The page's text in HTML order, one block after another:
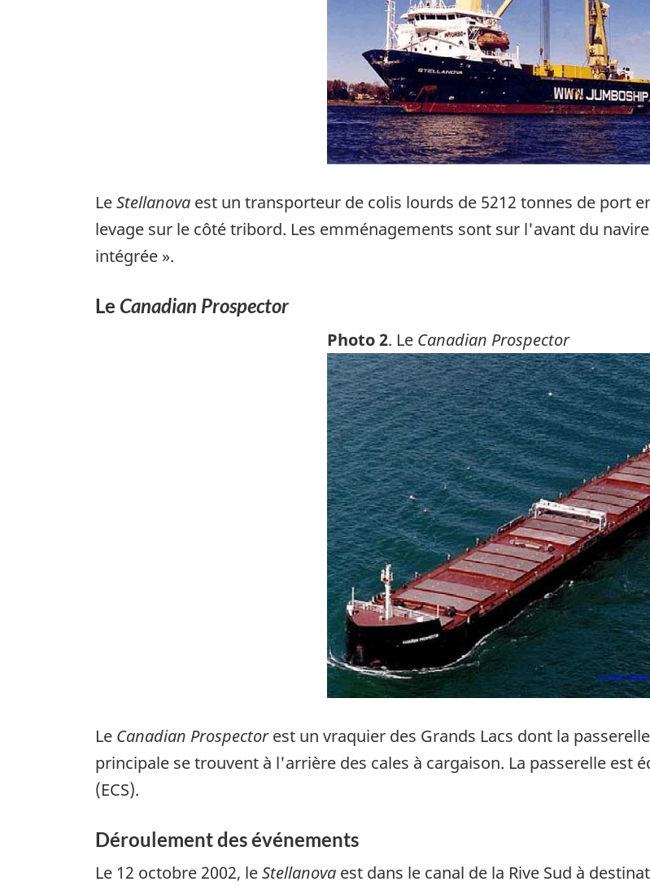
LeStellanova est un transporteur de colis lourds de 5212 tonnes de port
levage sur le côté tribord. Les emménagements sont sur l'avant du
intégrée ».
Le Canadian Prospector
Photo 2. Le Canadian Prospector
Image
Le Canadian Prospectorest un vraquier des Grands Lacs dont la
principale se trouvent à l'arrière des cales à cargaison. La passerelle est
(ECS).
Déroulement des événements
Le 12 octobre 2002, leStellanova est dans le canal de la Rive Sud à